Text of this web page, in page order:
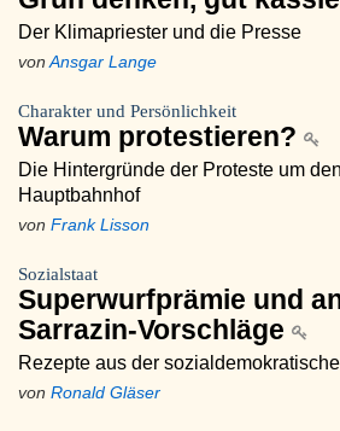
Der Klimapriester und die Presse
von Ansgar Lange
Charakter und Persönlichkeit
Warum protestieren?
Die Hintergründe der Proteste um
Hauptbahnhof
von Frank Lisson
Sozialstaat
Superwurfprämie und
Sarrazin-Vorschläge
Rezepte aus der
von Ronald Gläser